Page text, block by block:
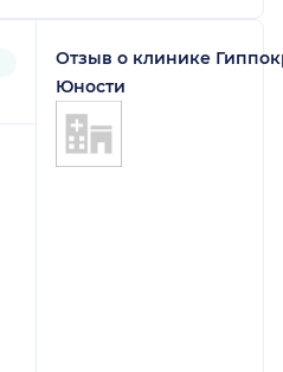
Отзыв о клинике
Юности